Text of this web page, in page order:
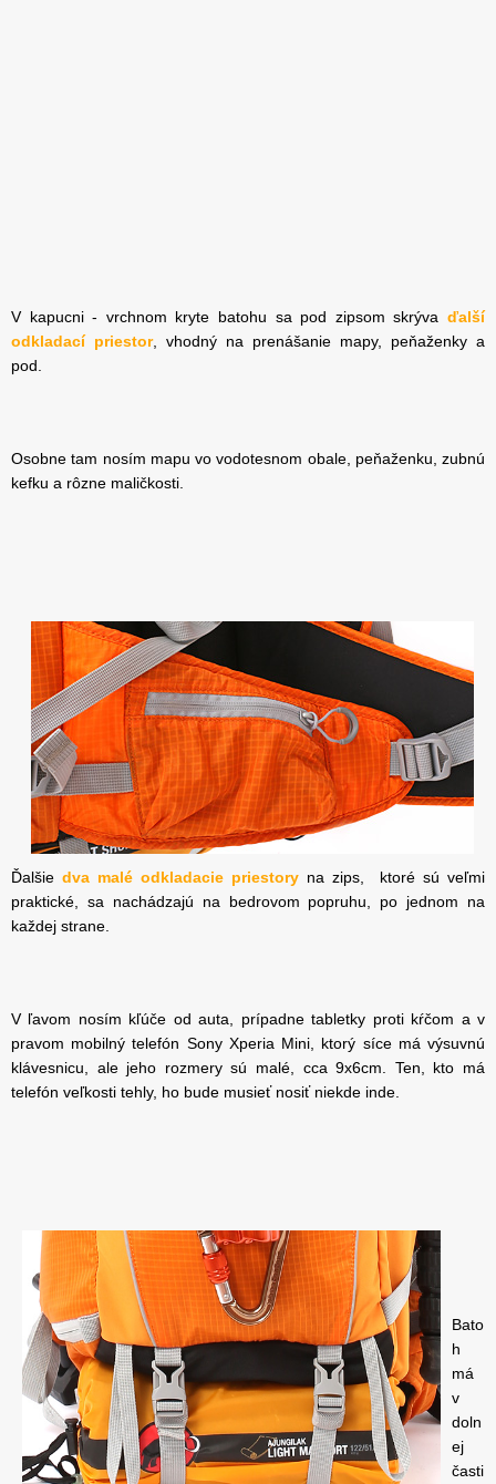
V kapucni - vrchnom kryte batohu sa pod zipsom skrýva ďalší
odkladací priestor, vhodný na prenášanie mapy, peňaženky a
pod.
Osobne tam nosím mapu vo vodotesnom obale, peňaženku, zubnú
kefku a rôzne maličkosti.
Ďalšie dva malé odkladacie priestory na zips, ktoré sú veľmi
praktické, sa nachádzajú na bedrovom popruhu, po jednom na
každej strane.
V ľavom nosím kľúče od auta, prípadne tabletky proti kŕčom a v
pravom mobilný telefón Sony Xperia Mini, ktorý síce má výsuvnú
klávesnicu, ale jeho rozmery sú malé, cca 9x6cm. Ten, kto má
telefón veľkosti tehly, ho bude musieť nosiť niekde inde.
Bato
h
má
v
doln
ej
časti